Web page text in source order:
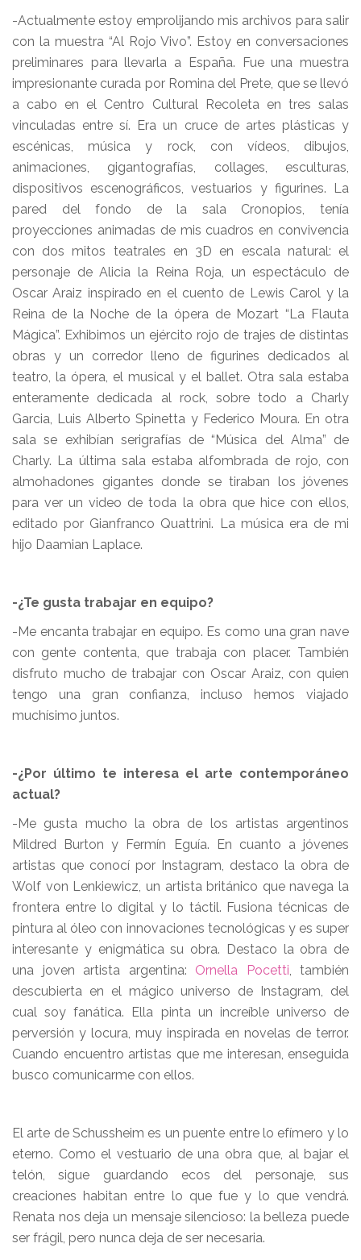
-Actualmente estoy emprolijando mis archivos para salir
con la muestra “Al Rojo Vivo”. Estoy en conversaciones
preliminares para llevarla a España. Fue una muestra
impresionante curada por Romina del Prete, que se llevó
a cabo en el Centro Cultural Recoleta en tres salas
vinculadas entre sí. Era un cruce de artes plásticas y
escénicas, música y rock, con vídeos, dibujos,
animaciones, gigantografías, collages, esculturas,
dispositivos escenográficos, vestuarios y figurines. La
pared del fondo de la sala Cronopios, tenía
proyecciones animadas de mis cuadros en convivencia
con dos mitos teatrales en 3D en escala natural: el
personaje de Alicia la Reina Roja, un espectáculo de
Oscar Araiz inspirado en el cuento de Lewis Carol y la
Reina de la Noche de la ópera de Mozart “La Flauta
Mágica”. Exhibimos un ejército rojo de trajes de distintas
obras y un corredor lleno de figurines dedicados al
teatro, la ópera, el musical y el ballet. Otra sala estaba
enteramente dedicada al rock, sobre todo a Charly
Garcia, Luis Alberto Spinetta y Federico Moura. En otra
sala se exhibían serigrafías de “Música del Alma” de
Charly. La última sala estaba alfombrada de rojo, con
almohadones gigantes donde se tiraban los jóvenes
para ver un video de toda la obra que hice con ellos,
editado por Gianfranco Quattrini. La música era de mi
hijo Daamian Laplace.
-¿Te gusta trabajar en equipo?
-Me encanta trabajar en equipo. Es como una gran nave
con gente contenta, que trabaja con placer. También
disfruto mucho de trabajar con Oscar Araiz, con quien
tengo una gran confianza, incluso hemos viajado
muchísimo juntos.
-¿Por último te interesa el arte contemporáneo
actual?
-Me gusta mucho la obra de los artistas argentinos
Mildred Burton y Fermín Eguía. En cuanto a jóvenes
artistas que conocí por Instagram, destaco la obra de
Wolf von Lenkiewicz, un artista británico que navega la
frontera entre lo digital y lo táctil. Fusiona técnicas de
pintura al óleo con innovaciones tecnológicas y es super
interesante y enigmática su obra. Destaco la obra de
una joven artista argentina: Ornella Pocetti, también
descubierta en el mágico universo de Instagram, del
cual soy fanática. Ella pinta un increíble universo de
perversión y locura, muy inspirada en novelas de terror.
Cuando encuentro artistas que me interesan, enseguida
busco comunicarme con ellos.
El arte de Schussheim es un puente entre lo efímero y lo
eterno. Como el vestuario de una obra que, al bajar el
telón, sigue guardando ecos del personaje, sus
creaciones habitan entre lo que fue y lo que vendrá.
Renata nos deja un mensaje silencioso: la belleza puede
ser frágil, pero nunca deja de ser necesaria.